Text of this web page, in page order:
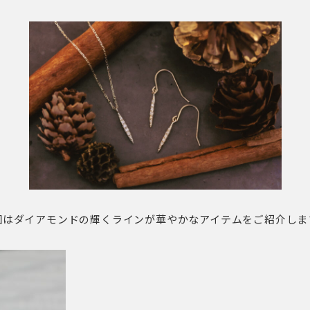
はダイアモンドの輝くラインが華やかなアイテムをご紹介しま